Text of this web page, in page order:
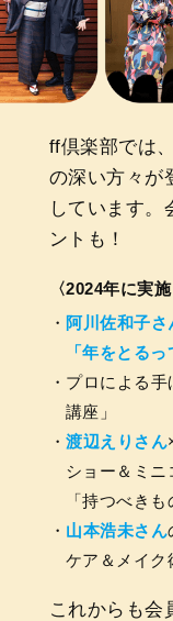
ff倶楽部では
の深い方々が
しています。
ントも！
〈2024年に実
阿川佐和子
「年をとるっ
プロによる
講座」
渡辺えりさん
ショー＆ミニ
「持つべき
山本浩未さん
ケア＆メイク
これからも会